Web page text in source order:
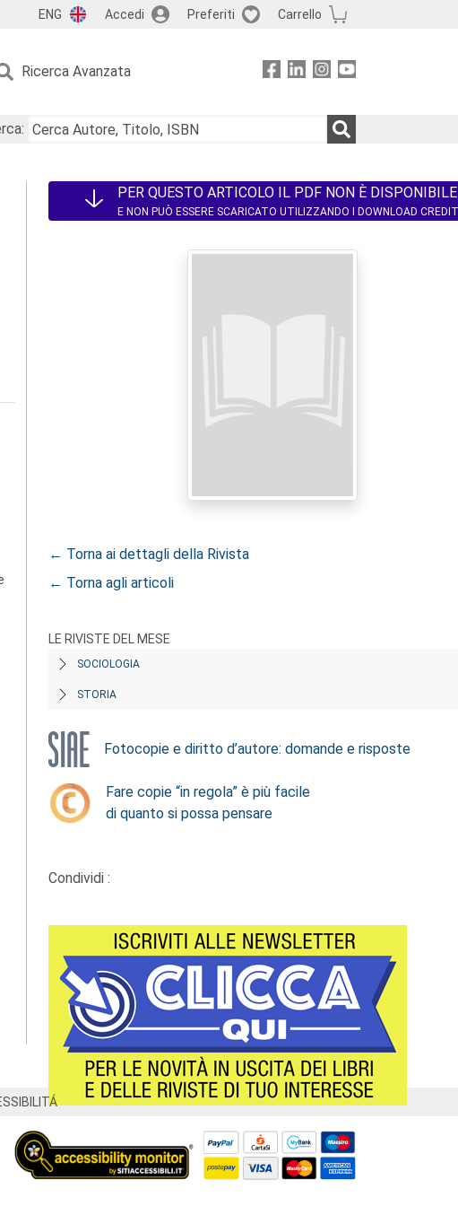
ENG Accedi Preferiti Carrello
Ricerca Avanzata
PER QUESTO ARTICOLO IL PDF NON È DISPONIBILE
E NON PUÒ ESSERE SCARICATO UTILIZZANDO I DOWNLOAD CREDIT
← Torna ai dettagli della Rivista
← Torna agli articoli
LE RIVISTE DEL MESE
SOCIOLOGIA
STORIA
Fotocopie e diritto d’autore: domande e risposte
Fare copie “in regola” è più facile
di quanto si possa pensare
Condividi :